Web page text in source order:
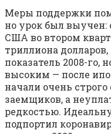
Меры поддержки
но урок был выучен:
США во втором
триллиона
показатель 2008-го,
высоким — после
начали очень
заемщиков, а
редкостью.
подпортил